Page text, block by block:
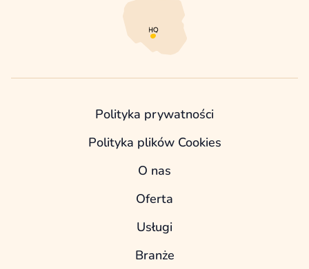
Polityka prywatności
Polityka plików Cookies
O nas
Oferta
Usługi
Branże